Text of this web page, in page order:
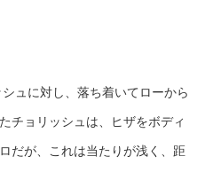
ュに対し、落ち着いてローから
チョリッシュは、ヒザをボディ
だが、これは当たりが浅く、距